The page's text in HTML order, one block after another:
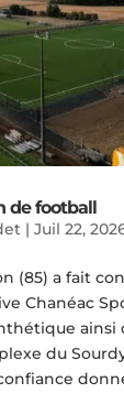
de football
| Juil 22,
(85) a fait
Chanéac
ainsi
du